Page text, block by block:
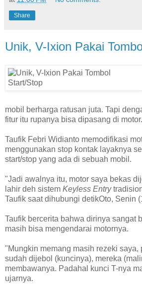
Share
Unik, V-Ixion Pakai
mobil berharga ratusan juta. Tapi
fitur itu rupanya bisa dipasang di motor.
Taufik Febri Widianto memodifikasi
menggunakan stop kontak layaknya
start/stop yang ada di sebuah mobil.
"Jadi awalnya itu, motor saya bekas
lahir deh sistem Keyless Entry
Taufik saat dihubungi detikOto, Senin
Taufik bercerita bahwa dirinya sangat
masih bisa mengendarai motornya.
"Mungkin memang masih rezeki saya,
sudah dijebol (kuncinya), mereka
membawanya. Padahal kunci T-nya
ujarnya.